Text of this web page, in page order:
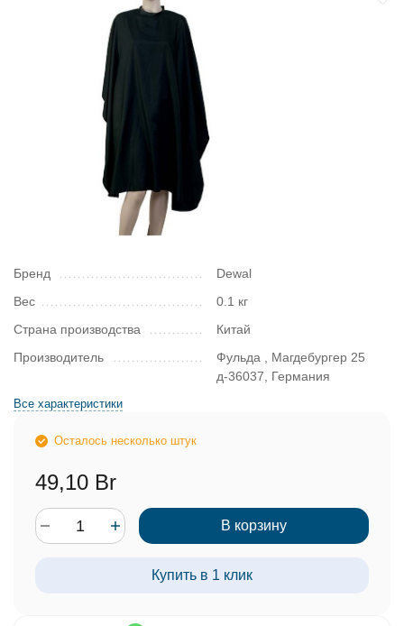
Бренд
Dewal
Вес
0.1 кг
Страна производства
Китай
Производитель
Фульда , Магдебургер 25
д-36037, Германия
Все характеристики
Осталось несколько штук
49,10 Br
В корзину
Купить в 1 клик